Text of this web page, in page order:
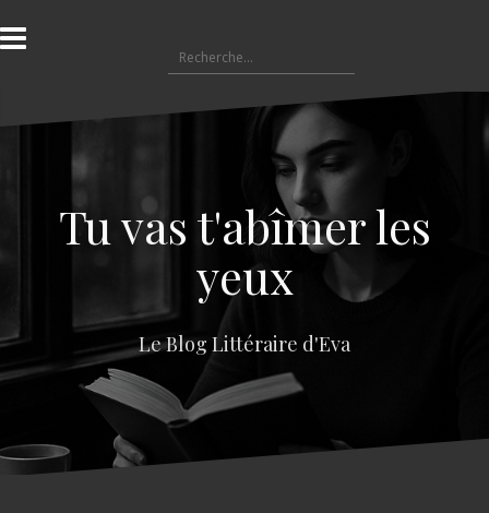
l
a
e
e
Tu vas t'abîmer les
yeux
Le Blog Littéraire d'Eva